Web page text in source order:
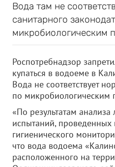
Вода там не
санитарного
микробиологическим
Роспотребнадзор
купаться в водоеме в
Вода не соответствует
по микробиологическим
«По результатам
испытаний,
гигиенического
что вода водоема
расположенного на